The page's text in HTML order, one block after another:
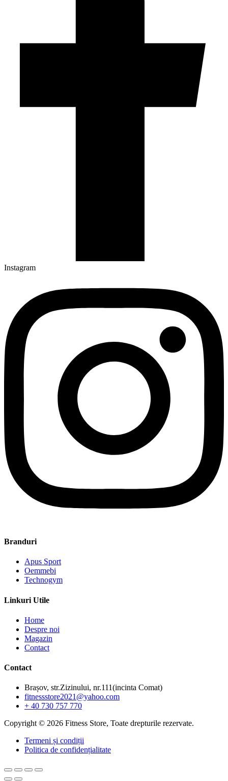
Instagram
Branduri
Apus Sport
Oemmebi
Technogym
Linkuri Utile
Home
Despre noi
Magazin
Contact
Contact
Brașov, str.Zizinului, nr.111(incinta Comat)
fitnessstore2021@yahoo.com
+ 40 730 757 770
Copyright © 2026 Fitness Store, Toate drepturile rezervate.
Termeni și condiții
Politica de confidențialitate